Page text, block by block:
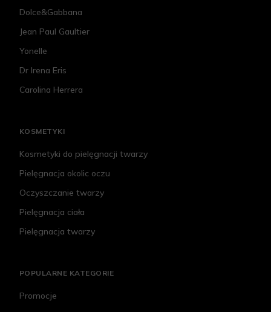
Dolce&Gabbana
Jean Paul Gaultier
Yonelle
Dr Irena Eris
Carolina Herrera
KOSMETYKI
Kosmetyki do pielęgnacji twarzy
Pielęgnacja okolic oczu
Oczyszczanie twarzy
Pielęgnacja ciała
Pielęgnacja twarzy
POPULARNE KATEGORIE
Promocje